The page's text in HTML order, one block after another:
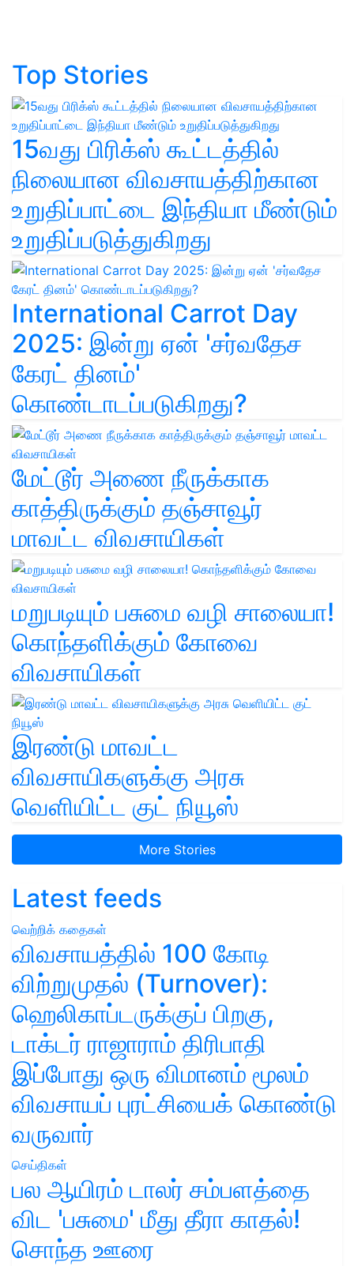
Top Stories
15வது பிரிக்ஸ் கூட்டத்தில்
நிலையான விவசாயத்திற்கான
உறுதிப்பாட்டை இந்தியா மீண்டும்
உறுதிப்படுத்துகிறது
International Carrot Day
2025: இன்று ஏன் 'சர்வதேச
கேரட் தினம்'
கொண்டாடப்படுகிறது?
மேட்டூர் அணை நீருக்காக
காத்திருக்கும் தஞ்சாவூர்
மாவட்ட விவசாயிகள்
மறுபடியும் பசுமை வழி சாலையா!
கொந்தளிக்கும் கோவை
விவசாயிகள்
இரண்டு மாவட்ட
விவசாயிகளுக்கு அரசு
வெளியிட்ட குட் நியூஸ்
More Stories
Latest feeds
வெற்றிக் கதைகள்
விவசாயத்தில் 100 கோடி
விற்றுமுதல் (Turnover):
ஹெலிகாப்டருக்குப் பிறகு,
டாக்டர் ராஜாராம் திரிபாதி
இப்போது ஒரு விமானம் மூலம்
விவசாயப் புரட்சியைக் கொண்டு
வருவார்
செய்திகள்
பல ஆயிரம் டாலர் சம்பளத்தை
விட 'பசுமை' மீது தீரா காதல்!
சொந்த ஊரை